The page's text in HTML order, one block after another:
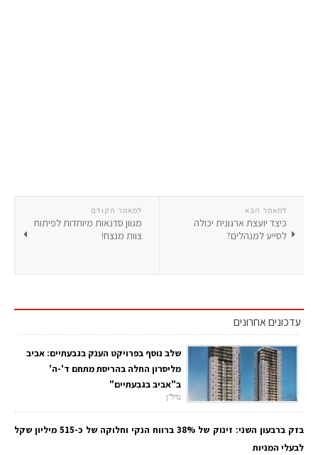
למאמר הקודם
מגוון סדנאות מיוחדות לפיתוח
צוות מנצח!
למאמר הבא
כיצד יועצת ארגונית יכולה
לסייע למנהלים?
עדכונים אחרונים
שלב נוסף בפרויקט הענק בגבעתיים: אביב
מליסרון החלה בהריסת מתחם ד'-ה'
ב"אביב בגבעתיים"
נדל"ן
בזק ברבעון השני: זינוק של 38% ברווח הנקי וחלוקה של כ-515 מיליון שקל
לבעלי המניות